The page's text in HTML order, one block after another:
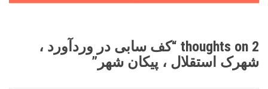
a
v
2 thoughts on “
کف سابی در وردآورد ،
شهرک استقلال ، پیکان شهر ”